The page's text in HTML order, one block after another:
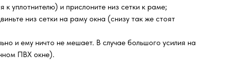
уплотнителю) и прислоните низ сетки к раме;
низ сетки на раму окна (снизу так же стоят
и ему ничто не мешает. В случае большого усилия на
ПВХ окне).